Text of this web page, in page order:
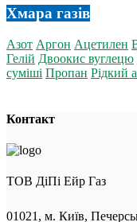
Хмара газів
Азот Аргон Ацетилен
Гелій Двоокис вуглецю
суміші Пропан Рідкий
Контакт
ТОВ ДіПі Ейр Газ
01021, м. Київ,